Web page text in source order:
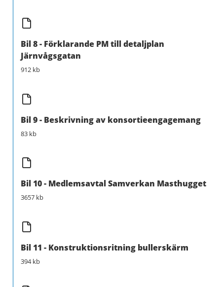
Bil 8 - Förklarande PM till detaljplan
Järnvågsgatan
912 kb
Bil 9 - Beskrivning av konsortieengagemang
83 kb
Bil 10 - Medlemsavtal Samverkan Masthugget
3657 kb
Bil 11 - Konstruktionsritning bullerskärm
394 kb